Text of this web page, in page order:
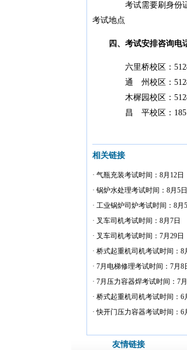
考试需要刷身份证人
考试地点
四、考试安排咨询电
六里桥校区：
通 州校区：
木樨园校区：
昌 平校区：
相关链接
· 气瓶充装考试时间：8月12日
· 锅炉水处理考试时间：8月5日
· 工业锅炉司炉考试时间：8月
· 叉车司机考试时间：8月7日
· 叉车司机考试时间：7月29日
· 桥式起重机司机考试时间：8
· 7月电梯修理考试时间：7月8
· 7月压力容器焊考试时间：7
· 桥式起重机司机考试时间：6
· 快开门压力容器考试时间：6
友情链接